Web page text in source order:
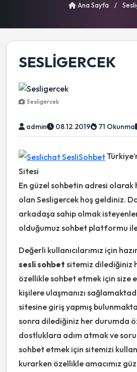
Ana Sayfa /
SESLIGERCEK
Sesligercek
admin 08.12.2019 71 Okunma
Sitesi
En güzel sohbetin adresi
olan Sesligercek hoş geldiniz.
arkadaşa sahip olmak
olduğumuz sohbet platformu
Değerli kullanıcılarımız için
sesli sohbet sitemiz dilediğiniz
özellikle sohbet etmek için size
kişilere ulaşmanızı
sitesine giriş yapmış
sonra dilediğiniz her durumda
dostluklara adım atmak ve
sohbet etmek için sitemizi
kurarken özellikle amacımız